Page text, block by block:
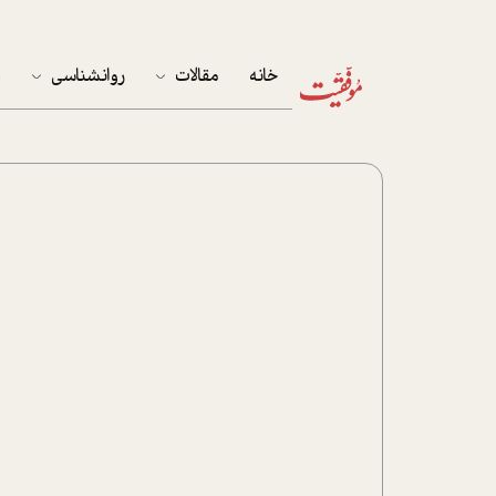
خانه مقالات روانشناسی